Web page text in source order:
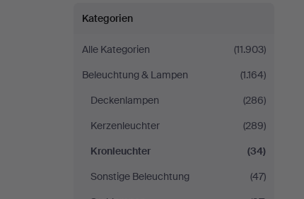
Kronleuchter
bei
Markus
Auktioner
Kategorien
Alle Kategorien
(11.903)
Beleuchtung & Lampen
(1.164)
Deckenlampen
(286)
Kerzenleuchter
(289)
Kronleuchter
(34)
Sonstige Beleuchtung
(47)